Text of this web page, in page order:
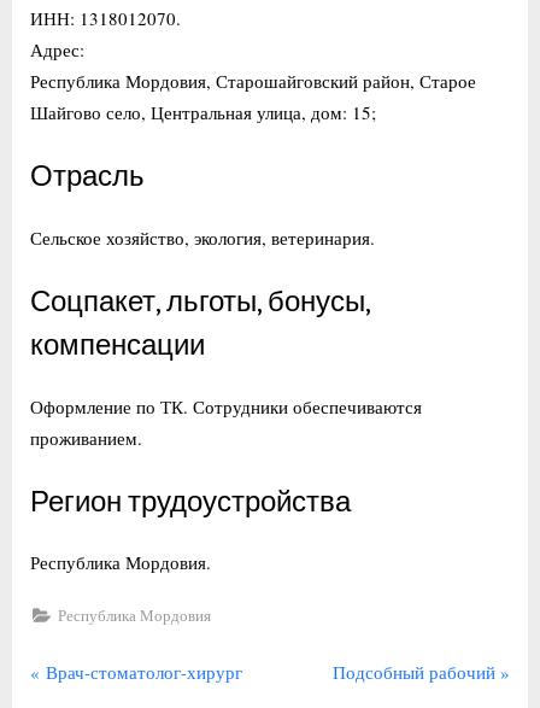
ИНН: 1318012070.
Адрес:
Республика Мордовия, Старошайговский район, Старое
Шайгово село, Центральная улица, дом: 15;
Отрасль
Сельское хозяйство, экология, ветеринария.
Соцпакет, льготы, бонусы,
компенсации
Оформление по ТК. Сотрудники обеспечиваются
проживанием.
Регион трудоустройства
Республика Мордовия.
Республика Мордовия
Навигация
П
Врач-стоматолог-хирург
С
Подсобный рабочий